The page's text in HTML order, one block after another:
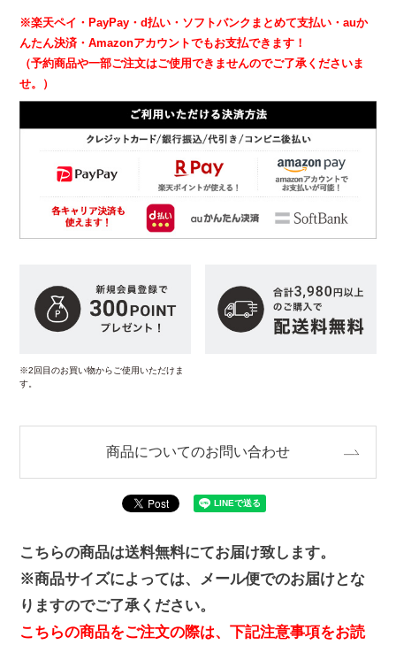
※楽天ペイ・PayPay・d払い・ソフトバンクまとめて支払い・auか
んたん決済・Amazonアカウントでもお支払できます！
（予約商品や一部ご注文はご使用できませんのでご了承くださいま
せ。）
※2回目のお買い物からご使用いただけま
す。
商品についてのお問い合わせ
こちらの商品は送料無料にてお届け致します。
※商品サイズによっては、メール便でのお届けとな
りますのでご了承ください。
こちらの商品をご注文の際は、下記注意事項をお読